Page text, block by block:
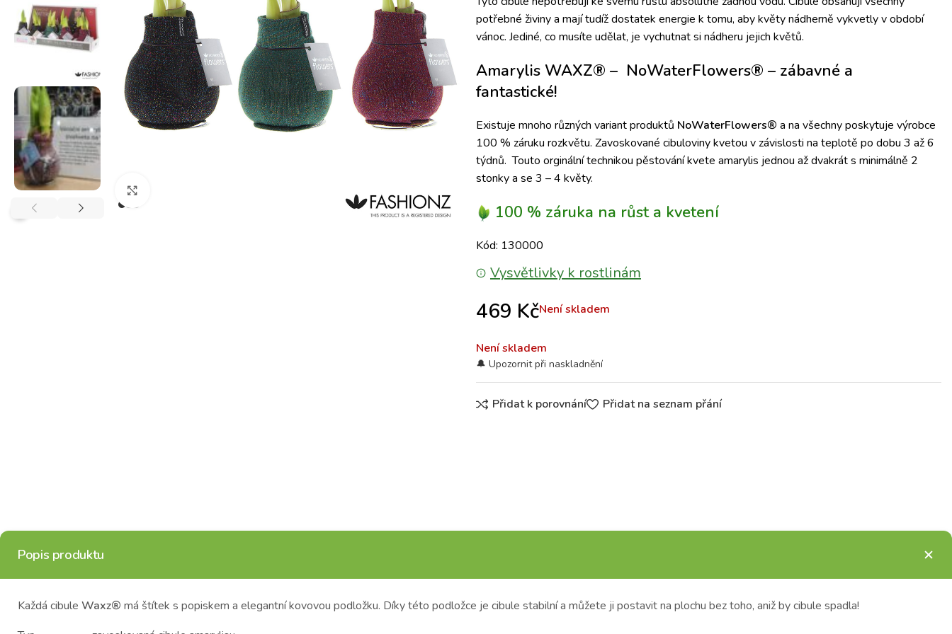
potřebné živiny a mají tudíž dostatek energie k tomu, aby květy nádherně vykvetly v období
vánoc. Jediné, co musíte udělat, je vychutnat si nádheru jejich květů.
Amarylis WAXZ® – NoWaterFlowers® – zábavné a
fantastické!
Existuje mnoho různých variant produktů NoWaterFlowers® a na všechny poskytuje výrobce
100 % záruku rozkvětu. Zavoskované cibuloviny kvetou v závislosti na teplotě po dobu 3 až 6
týdnů. Touto orginální technikou pěstování kvete amarylis jednou až dvakrát s minimálně 2
stonky a se 3 – 4 květy.
100 % záruka na růst a kvetení
Kód: 130000
Vysvětlivky k rostlinám
469 KčNení skladem
Není skladem
Přidat k porovnání Přidat na seznam přání
Popis produktu
Každá cibule Waxz® má štítek s popiskem a elegantní kovovou podložku. Díky této podložce je cibule stabilní a můžete ji postavit na plochu bez toho, aniž by cibule spadla!